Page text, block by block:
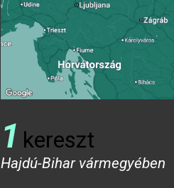
1 kereszt
Hajdú-Bihar vármegyében